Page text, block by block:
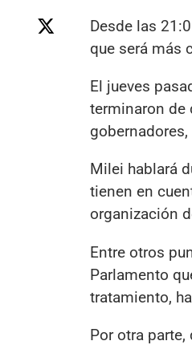
Desde las
que será más
El jueves
terminaron de
Milei hablará
tienen en
organización
Entre otros
Parlamento
tratamiento,
Por otra